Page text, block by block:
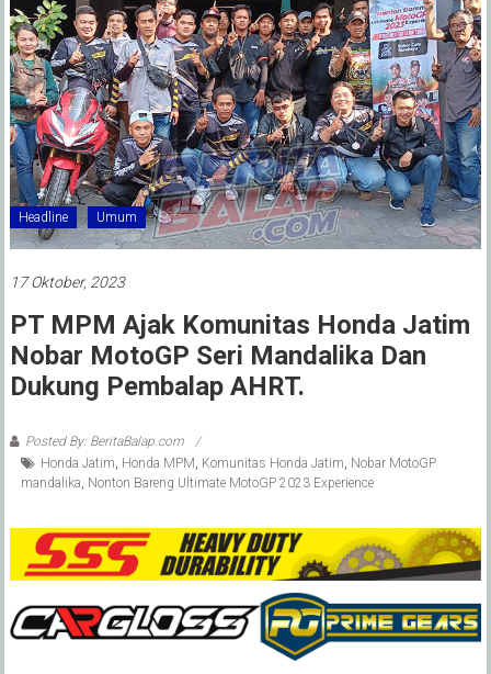
Headline Umum
17 Oktober, 2023
PT MPM Ajak Komunitas Honda Jatim
Nobar MotoGP Seri Mandalika Dan
Dukung Pembalap AHRT.
Posted By: BeritaBalap.com
Honda Jatim, Honda MPM, Komunitas Honda Jatim, Nobar MotoGP
mandalika, Nonton Bareng Ultimate MotoGP 2023 Experience